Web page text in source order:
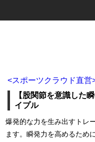
<スポーツクラウド直営
【股関節を意識した
イプル
爆発的な力を生み出すトレ
ます。瞬発力を高めるため